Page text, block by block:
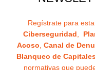
Regístrate para
Ciberseguridad
Acoso Canal de
Blanqueo de
normativas que